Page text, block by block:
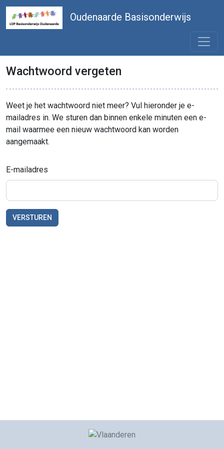
Oudenaarde Basisonderwijs
Wachtwoord vergeten
Weet je het wachtwoord niet meer? Vul hieronder je e-
mailadres in. We sturen dan binnen enkele minuten een e-
mail waarmee een nieuw wachtwoord kan worden
aangemaakt.
E-mailadres
VERSTUREN